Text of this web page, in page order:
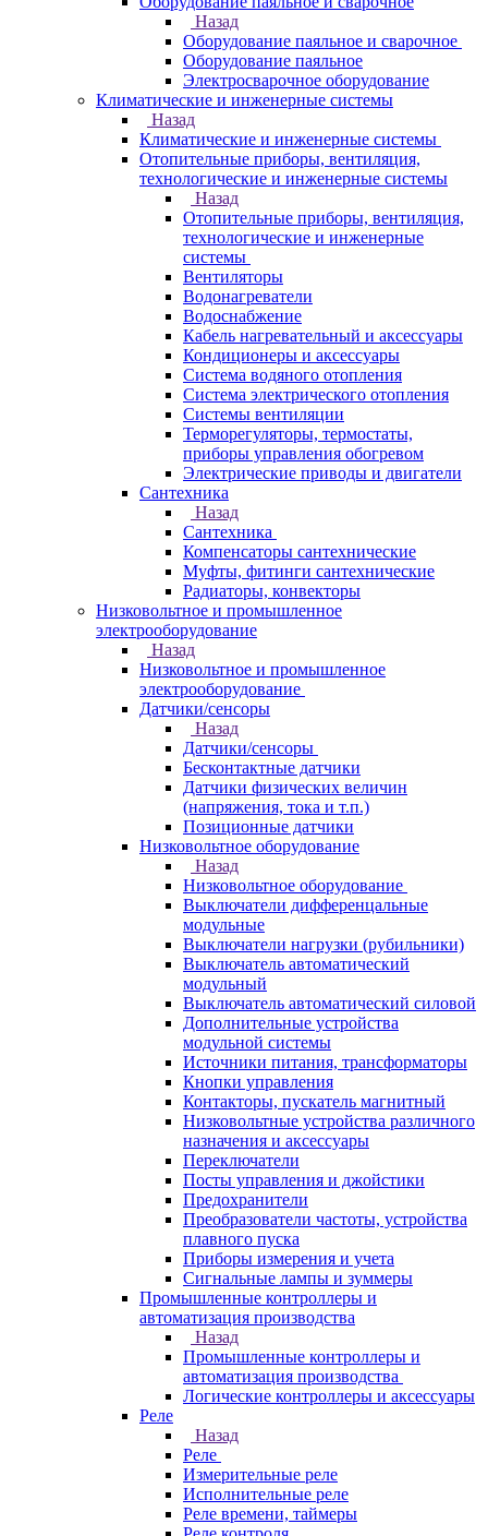
Назад
Оборудование паяльное и сварочное
Оборудование паяльное
Электросварочное оборудование
Климатические и инженерные системы
Назад
Климатические и инженерные системы
Отопительные приборы, вентиляция,
технологические и инженерные системы
Назад
Отопительные приборы, вентиляция,
технологические и инженерные
системы
Вентиляторы
Водонагреватели
Водоснабжение
Кабель нагревательный и аксессуары
Кондиционеры и аксессуары
Система водяного отопления
Система электрического отопления
Системы вентиляции
Терморегуляторы, термостаты,
приборы управления обогревом
Электрические приводы и двигатели
Сантехника
Назад
Сантехника
Компенсаторы сантехнические
Муфты, фитинги сантехнические
Радиаторы, конвекторы
Низковольтное и промышленное
электрооборудование
Назад
Низковольтное и промышленное
электрооборудование
Датчики/сенсоры
Назад
Датчики/сенсоры
Бесконтактные датчики
Датчики физических величин
(напряжения, тока и т.п.)
Позиционные датчики
Низковольтное оборудование
Назад
Низковольтное оборудование
Выключатели дифференцальные
модульные
Выключатели нагрузки (рубильники)
Выключатель автоматический
модульный
Выключатель автоматический силовой
Дополнительные устройства
модульной системы
Источники питания, трансформаторы
Кнопки управления
Контакторы, пускатель магнитный
Низковольтные устройства различного
назначения и аксессуары
Переключатели
Посты управления и джойстики
Предохранители
Преобразователи частоты, устройства
плавного пуска
Приборы измерения и учета
Сигнальные лампы и зуммеры
Промышленные контроллеры и
автоматизация производства
Назад
Промышленные контроллеры и
автоматизация производства
Логические контроллеры и аксессуары
Реле
Назад
Реле
Измерительные реле
Исполнительные реле
Реле времени, таймеры